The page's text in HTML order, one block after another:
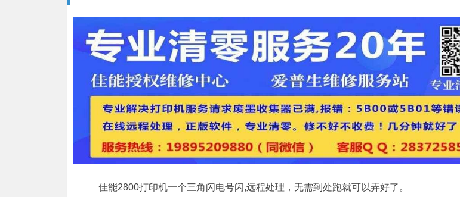
佳能2800打印机一个三角闪电号闪,远程处理，无需到处跑就可以弄好了。